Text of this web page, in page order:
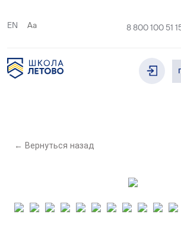
EN Aa 8 800 100 51
← Вернуться назад